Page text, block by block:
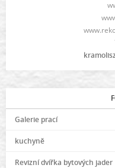
Galerie prací
kuchyně
Revizní dvířka bytových jader